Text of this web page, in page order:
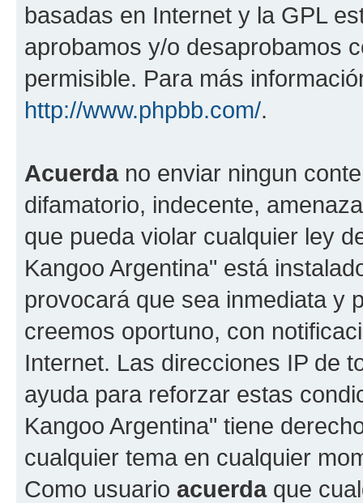
basadas en Internet y la GPL
aprobamos y/o desaprobamos
permisible. Para más
http://www.phpbb.com/.
Acuerdano enviar ningun
difamatorio, indecente,
que pueda violar cualquier ley
Kangoo Argentina" está
provocará que sea inmediata y
creemos oportuno, con
Internet. Las direcciones IP de
ayuda para reforzar estas
Kangoo Argentina" tiene
cualquier tema en cualquier
Como usuario acuerdaque